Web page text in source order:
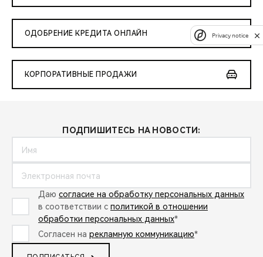
ОДОБРЕНИЕ КРЕДИТА ОНЛАЙН
КОРПОРАТИВНЫЕ ПРОДАЖИ
ПОДПИШИТЕСЬ НА НОВОСТИ:
Даю согласие на обработку персональных данных
в соответствии с политикой в отношении
обработки персональных данных*
Согласен на рекламную коммуникацию*
Privacy notice